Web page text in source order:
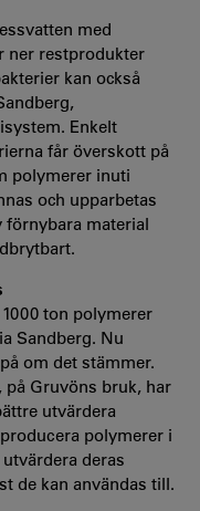
med
ner restprodukter
kan också
Enkelt
får överskott på
polymerer inuti
och upparbetas
material
ton polymerer
Sandberg. Nu
om det stämmer.
Gruvöns bruk, har
utvärdera
polymerer i
deras
de kan användas till.